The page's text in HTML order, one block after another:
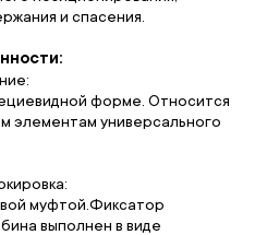
и спасения.
форме. Относится
элементам универсального
муфтой.Фиксатор
выполнен в виде